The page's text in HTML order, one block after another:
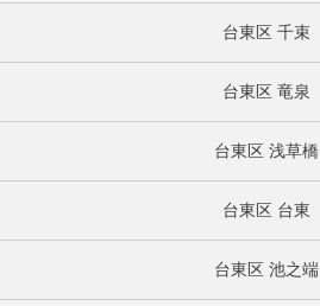
台東区 千束
台東区 竜泉
台東区 浅草橋
台東区 台東
台東区 池之端